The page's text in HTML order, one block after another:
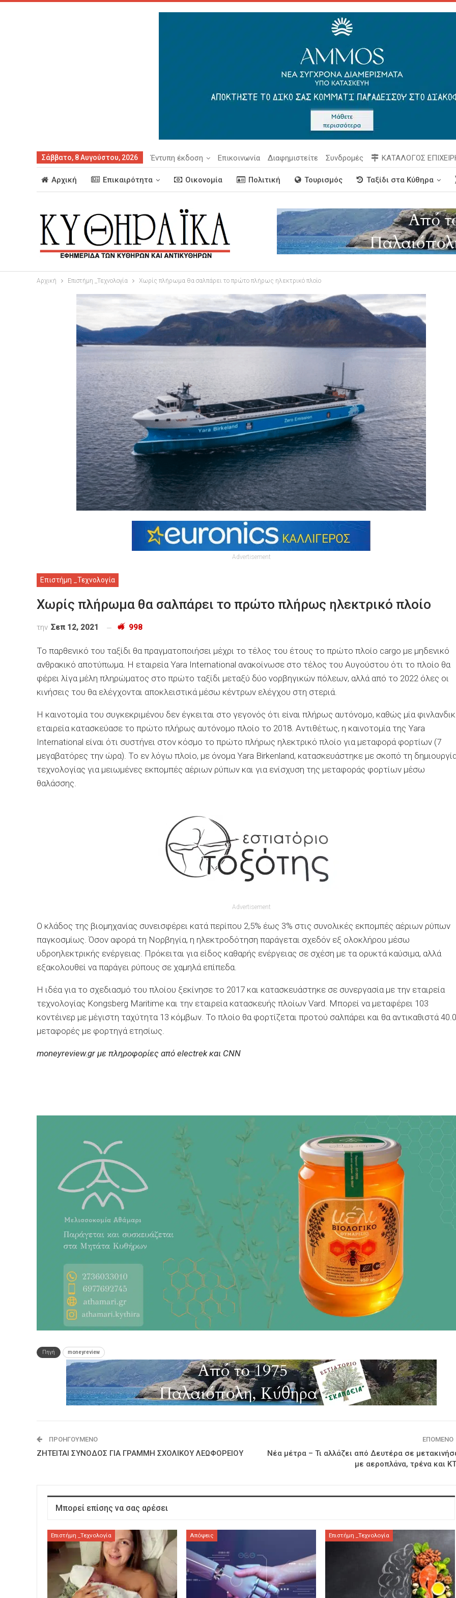
Σάββατο, 8 Αυγούστου, 2026 Έντυπη έκδοση Επικοινωνία Διαφημιστείτε Συνδρομές ΚΑΤΑΛΟΓΟΣ
Αρχική Επικαιρότητα Οικονομία Πολιτική Τουρισμός Ταξίδι στα Κύθηρα
Αρχική Επιστήμη _Τεχνολογία Χωρίς πλήρωμα θα σαλπάρει το πρώτο πλήρως ηλεκτρικό πλοίο
Advertisement
Επιστήμη _Τεχνολογία
Χωρίς πλήρωμα θα σαλπάρει το πρώτο πλήρως ηλεκτρικό πλοίο
την Σεπ 12, 2021 998
Το παρθενικό του ταξίδι θα πραγματοποιήσει μέχρι το τέλος του έτους το πρώτο πλοίο cargo με μηδενικό
ανθρακικό αποτύπωμα. Η εταιρεία Yara International ανακοίνωσε στο τέλος του Αυγούστου ότι το πλοίο θα
φέρει λίγα μέλη πληρώματος στο πρώτο ταξίδι μεταξύ δύο νορβηγικών πόλεων, αλλά από το 2022 όλες οι
κινήσεις του θα ελέγχονται αποκλειστικά μέσω κέντρων ελέγχου στη στεριά.
Η καινοτομία του συγκεκριμένου δεν έγκειται στο γεγονός ότι είναι πλήρως αυτόνομο, καθώς μία
εταιρεία κατασκεύασε το πρώτο πλήρως αυτόνομο πλοίο το 2018. Αντιθέτως, η καινοτομία της Yara
International είναι ότι συστήνει στον κόσμο το πρώτο πλήρως ηλεκτρικό πλοίο για μεταφορά φορτίων (7
μεγαβατόρες την ώρα). Το εν λόγω πλοίο, με όνομα Yara Birkenland, κατασκευάστηκε με σκοπό τη
τεχνολογίας για μειωμένες εκπομπές αέριων ρύπων και για ενίσχυση της μεταφοράς φορτίων μέσω
θαλάσσης.
Advertisement
Ο κλάδος της βιομηχανίας συνεισφέρει κατά περίπου 2,5% έως 3% στις συνολικές εκπομπές αέριων ρύπων
παγκοσμίως. Όσον αφορά τη Νορβηγία, η ηλεκτροδότηση παράγεται σχεδόν εξ ολοκλήρου μέσω
υδροηλεκτρικής ενέργειας. Πρόκειται για είδος καθαρής ενέργειας σε σχέση με τα ορυκτά καύσιμα, αλλά
εξακολουθεί να παράγει ρύπους σε χαμηλά επίπεδα.
Η ιδέα για το σχεδιασμό του πλοίου ξεκίνησε το 2017 και κατασκευάστηκε σε συνεργασία με την εταιρεία
τεχνολογίας Kongsberg Maritime και την εταιρεία κατασκευής πλοίων Vard. Μπορεί να μεταφέρει 103
κοντέινερ με μέγιστη ταχύτητα 13 κόμβων. Το πλοίο θα φορτίζεται προτού σαλπάρει και θα αντικαθιστά
μεταφορές με φορτηγά ετησίως.
moneyreview.gr με πληροφορίες από electrek και CNN
Πηγή moneyreview
ΠΡΟΗΓΟΎΜΕΝΟ
ΖΗΤΕΙΤΑΙ ΣΥΝΟΔΟΣ ΓΙΑ ΓΡΑΜΜΗ ΣΧΟΛΙΚΟΥ ΛΕΩΦΟΡΕΙΟΥ
ΕΠΌΜΕΝΟ
Νέα μέτρα – Τι αλλάζει από Δευτέρα σε
με αεροπλάνα, τρένα και
Μπορεί επίσης να σας αρέσει
Επιστήμη _Τεχνολογία Απόψεις Επιστήμη _Τεχνολογία